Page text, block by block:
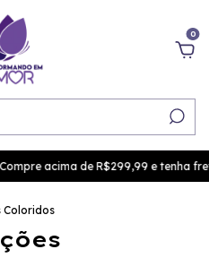
0
acima de R$299,99 e tenha
Coloridos